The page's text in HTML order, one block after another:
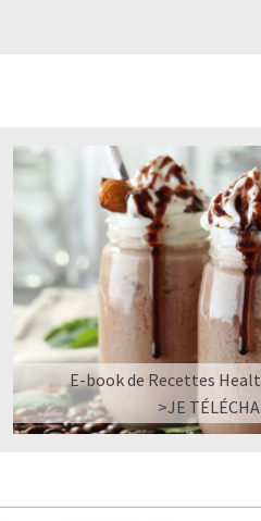
E-book de Recettes
>JE